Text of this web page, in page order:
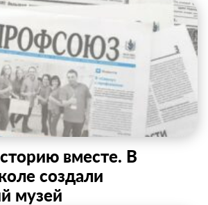
вместе. В
создали
музей